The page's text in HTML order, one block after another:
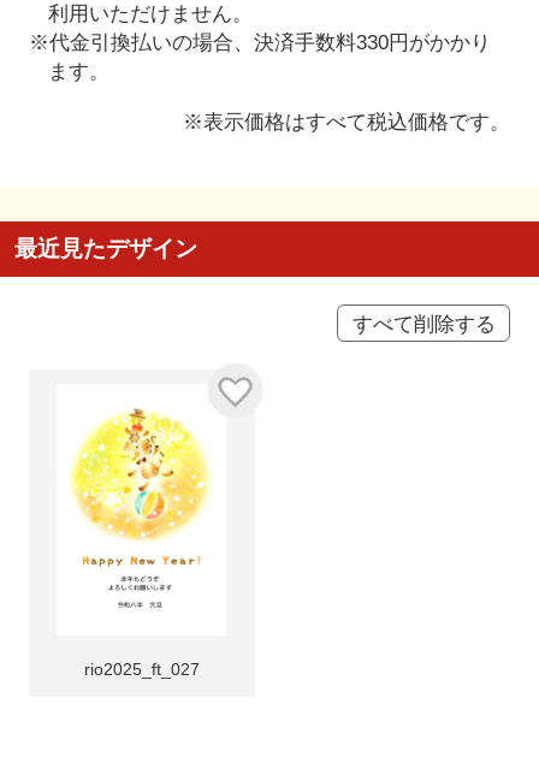
利用いただけません。
※代金引換払いの場合、決済手数料330円がかかり
ます。
※表示価格はすべて税込価格です。
最近見たデザイン
すべて削除する
rio2025_ft_027